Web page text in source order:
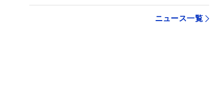
ニュース一覧